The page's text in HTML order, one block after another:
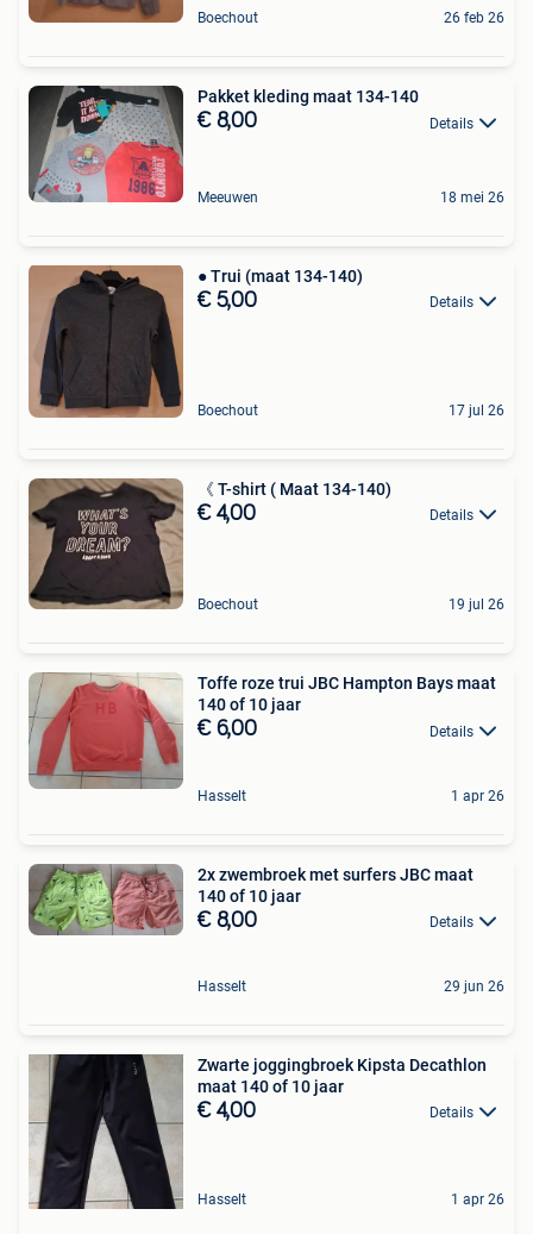
Boechout 26 feb 26
Pakket kleding maat 134-140
€ 8,00 Details
Meeuwen 18 mei 26
● Trui (maat 134-140)
€ 5,00 Details
Boechout 17 jul 26
《 T-shirt ( Maat 134-140)
€ 4,00 Details
Boechout 19 jul 26
Toffe roze trui JBC Hampton Bays maat
140 of 10 jaar
€ 6,00 Details
Hasselt 1 apr 26
2x zwembroek met surfers JBC maat
140 of 10 jaar
€ 8,00 Details
Hasselt 29 jun 26
Zwarte joggingbroek Kipsta Decathlon
maat 140 of 10 jaar
€ 4,00 Details
Hasselt 1 apr 26